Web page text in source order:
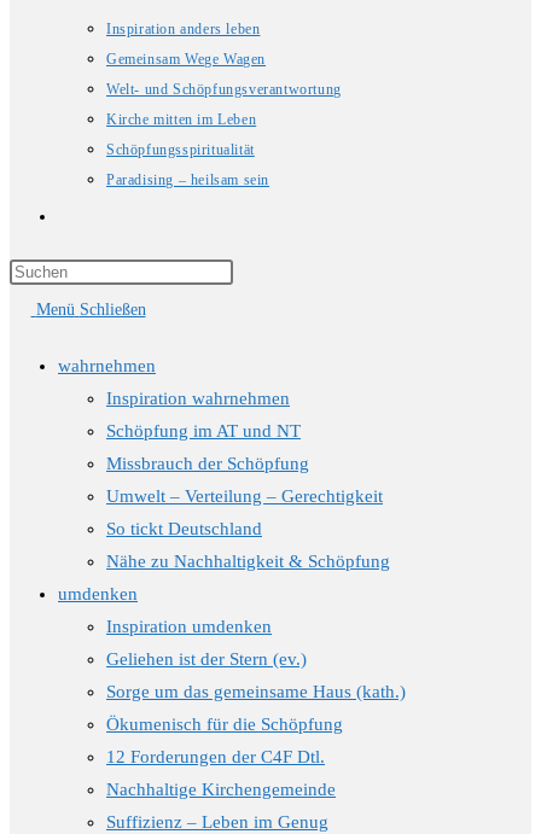
Inspiration anders leben
Gemeinsam Wege Wagen
Welt- und Schöpfungsverantwortung
Kirche mitten im Leben
Schöpfungsspiritualität
Paradising – heilsam sein
Suche
umschalten
the
search
Menü Schließen
wahrnehmen
Inspiration wahrnehmen
Schöpfung im AT und NT
Missbrauch der Schöpfung
Umwelt – Verteilung – Gerechtigkeit
So tickt Deutschland
Nähe zu Nachhaltigkeit & Schöpfung
umdenken
Inspiration umdenken
Geliehen ist der Stern (ev.)
Sorge um das gemeinsame Haus (kath.)
Ökumenisch für die Schöpfung
12 Forderungen der C4F Dtl.
Nachhaltige Kirchengemeinde
Suffizienz – Leben im Genug